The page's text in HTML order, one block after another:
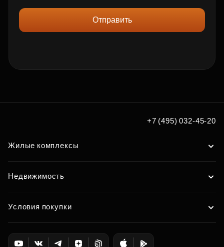
Отправить
+7 (495) 032-45-20
Жилые комплексы
Недвижимость
Условия покупки